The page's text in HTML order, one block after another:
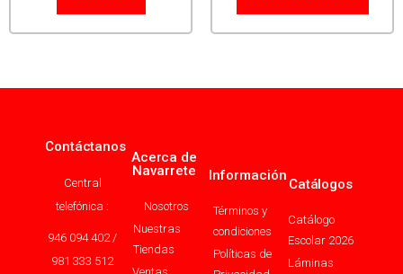
Contáctanos
Central
telefónica :
946 094 402 /
981 333 512
Acerca de
Navarrete
Nosotros
Nuestras
Tiendas
Información
Términos y
condiciones
Políticas de
Catálogos
Catálogo
Escolar 2026
Láminas